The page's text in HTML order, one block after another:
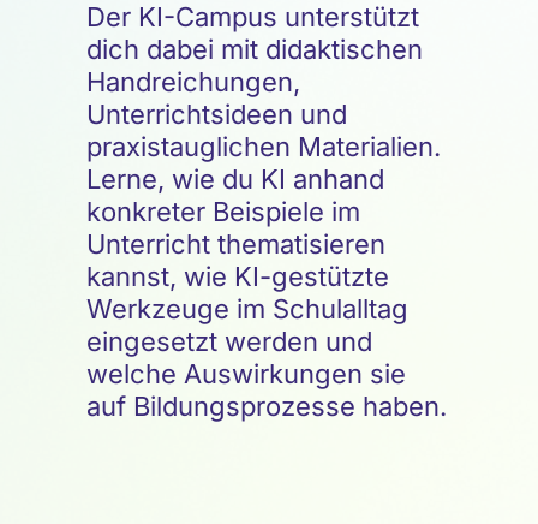
Der KI-Campus unterstützt
dich dabei mit didaktischen
Handreichungen,
Unterrichtsideen und
praxistauglichen Materialien.
Lerne, wie du KI anhand
konkreter Beispiele im
Unterricht thematisieren
kannst, wie KI-gestützte
Werkzeuge im Schulalltag
eingesetzt werden und
welche Auswirkungen sie
auf Bildungsprozesse haben.